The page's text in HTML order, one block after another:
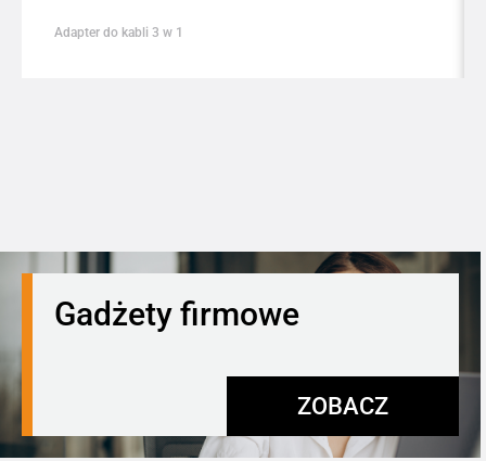
Adapter do kabli 3 w 1
Gadżety firmowe
ZOBACZ